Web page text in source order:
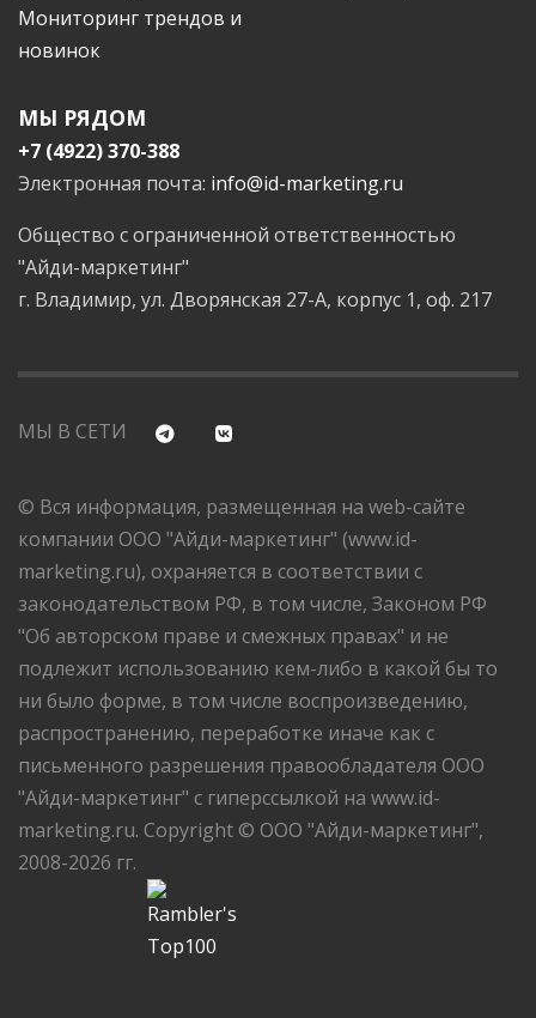
Мониторинг трендов и
новинок
МЫ РЯДОМ
+7 (4922) 370-388
Электронная почта: info@id-marketing.ru
Общество с ограниченной ответственностью
"Айди-маркетинг"
г. Владимир, ул. Дворянская 27-А, корпус 1, оф. 217
МЫ В СЕТИ
© Вся информация, размещенная на web-сайте
компании ООО "Айди-маркетинг" (www.id-
marketing.ru), охраняется в соответствии с
законодательством РФ, в том числе, Законом РФ
"Об авторском праве и смежных правах" и не
подлежит использованию кем-либо в какой бы то
ни было форме, в том числе воспроизведению,
распространению, переработке иначе как с
письменного разрешения правообладателя ООО
"Айди-маркетинг" с гиперссылкой на www.id-
marketing.ru. Copyright © ООО "Айди-маркетинг",
2008-2026 гг.